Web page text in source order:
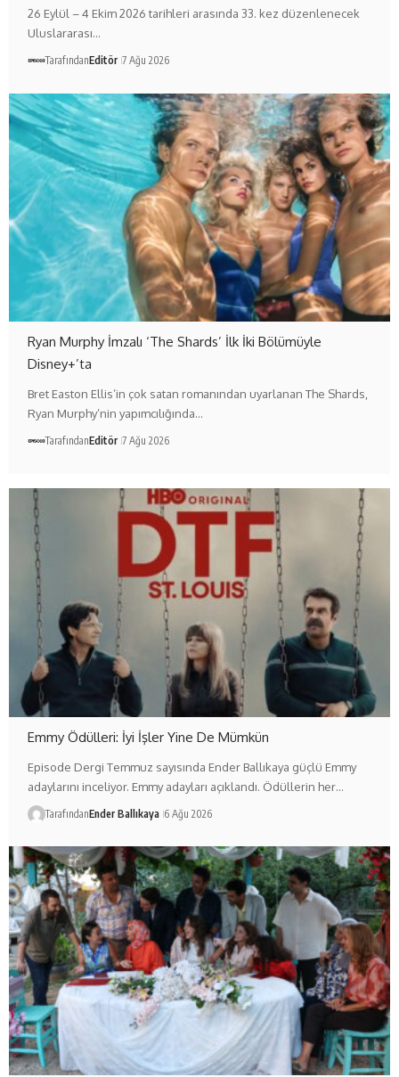
26 Eylül – 4 Ekim 2026 tarihleri arasında 33. kez düzenlenecek
Uluslararası…
TarafındanEditör 7 Ağu 2026
Ryan Murphy İmzalı ‘The Shards’ İlk İki Bölümüyle
Disney+’ta
Bret Easton Ellis’in çok satan romanından uyarlanan The Shards,
Ryan Murphy’nin yapımcılığında…
TarafındanEditör 7 Ağu 2026
Emmy Ödülleri: İyi İşler Yine De Mümkün
Episode Dergi Temmuz sayısında Ender Ballıkaya güçlü Emmy
adaylarını inceliyor. Emmy adayları açıklandı. Ödüllerin her…
TarafındanEnder Ballıkaya 6 Ağu 2026